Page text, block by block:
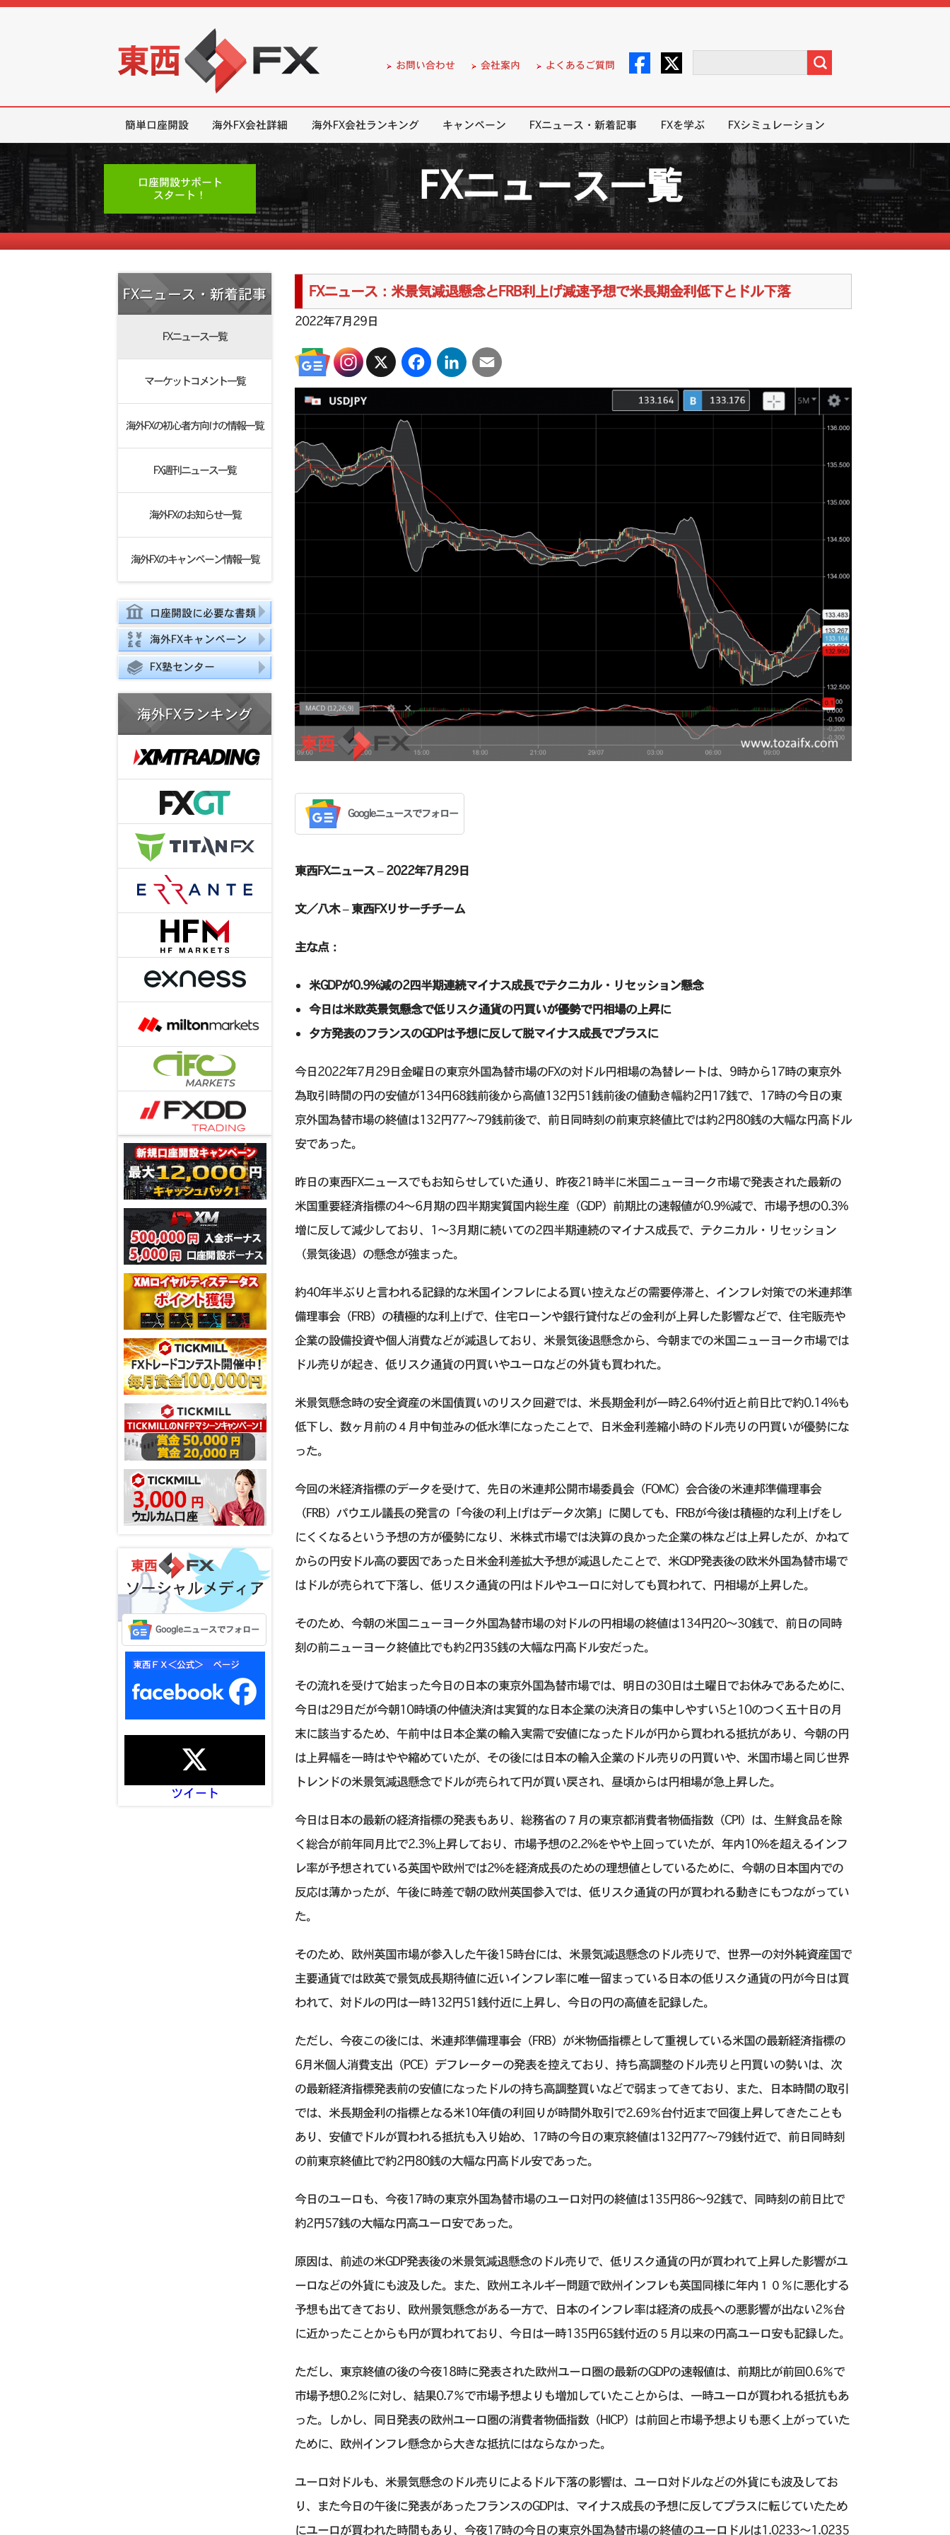
お問い合わせ 会社案内 よくあるご質問
簡単口座開設 海外FX会社詳細 海外FX会社ランキング キャンペーン FXニュース・新着記事 FXを学ぶ FXシミュレーション
口座開設サポート
スタート！
FXニュース一覧
FXニュース・新着記事
FXニュース一覧
マーケットコメント一覧
海外FXの初心者方向けの情報一覧
FX週刊ニュース一覧
海外FXのお知らせ一覧
海外FXのキャンペーン情報一覧
口座開設に必要な書類
海外FXキャンペーン
FX塾センター
海外FXランキング
ソーシャルメディア
Googleニュースでフォロー
ツイート
FXニュース：米景気減退懸念とFRB利上げ減速予想で米長期金利低下とドル下落
2022年7月29日
X FacebookLinkedInEmail
Googleニュースでフォロー
東西FXニュース – 2022年7月29日
文／八木 – 東西FXリサーチチーム
主な点：
米GDPが0.9%減の2四半期連続マイナス成長でテクニカル・リセッション懸念
今日は米欧英景気懸念で低リスク通貨の円買いが優勢で円相場の上昇に
夕方発表のフランスのGDPは予想に反して脱マイナス成長でプラスに
今日2022年7月29日金曜日の東京外国為替市場のFXの対ドル円相場の為替レートは、9時から17時の東京外
為取引時間の円の安値が134円68銭前後から高値132円51銭前後の値動き幅約2円17銭で、17時の今日の東
京外国為替市場の終値は132円77〜79銭前後で、前日同時刻の前東京終値比では約2円80銭の大幅な円高ドル
安であった。
昨日の東西FXニュースでもお知らせしていた通り、昨夜21時半に米国ニューヨーク市場で発表された最新の
米国重要経済指標の4〜6月期の四半期実質国内総生産（GDP）前期比の速報値が0.9%減で、市場予想の0.3%
増に反して減少しており、1～3月期に続いての2四半期連続のマイナス成長で、テクニカル・リセッション
（景気後退）の懸念が強まった。
約40年半ぶりと言われる記録的な米国インフレによる買い控えなどの需要停滞と、インフレ対策での米連邦準
備理事会（FRB）の積極的な利上げで、住宅ローンや銀行貸付などの金利が上昇した影響などで、住宅販売や
企業の設備投資や個人消費などが減退しており、米景気後退懸念から、今朝までの米国ニューヨーク市場では
ドル売りが起き、低リスク通貨の円買いやユーロなどの外貨も買われた。
米景気懸念時の安全資産の米国債買いのリスク回避では、米長期金利が一時2.64%付近と前日比で約0.14%も
低下し、数ヶ月前の４月中旬並みの低水準になったことで、日米金利差縮小時のドル売りの円買いが優勢にな
った。
今回の米経済指標のデータを受けて、先日の米連邦公開市場委員会（FOMC）会合後の米連邦準備理事会
（FRB）パウエル議長の発言の「今後の利上げはデータ次第」に関しても、FRBが今後は積極的な利上げをし
にくくなるという予想の方が優勢になり、米株式市場では決算の良かった企業の株などは上昇したが、かねて
からの円安ドル高の要因であった日米金利差拡大予想が減退したことで、米GDP発表後の欧米外国為替市場で
はドルが売られて下落し、低リスク通貨の円はドルやユーロに対しても買われて、円相場が上昇した。
そのため、今朝の米国ニューヨーク外国為替市場の対ドルの円相場の終値は134円20～30銭で、前日の同時
刻の前ニューヨーク終値比でも約2円35銭の大幅な円高ドル安だった。
その流れを受けて始まった今日の日本の東京外国為替市場では、明日の30日は土曜日でお休みであるために、
今日は29日だが今朝10時頃の仲値決済は実質的な日本企業の決済日の集中しやすい5と10のつく五十日の月
末に該当するため、午前中は日本企業の輸入実需で安値になったドルが円から買われる抵抗があり、今朝の円
は上昇幅を一時はやや縮めていたが、その後には日本の輸入企業のドル売りの円買いや、米国市場と同じ世界
トレンドの米景気減退懸念でドルが売られて円が買い戻され、昼頃からは円相場が急上昇した。
今日は日本の最新の経済指標の発表もあり、総務省の７月の東京都消費者物価指数（CPI）は、生鮮食品を除
く総合が前年同月比で2.3%上昇しており、市場予想の2.2%をやや上回っていたが、年内10%を超えるインフ
レ率が予想されている英国や欧州では2%を経済成長のための理想値としているために、今朝の日本国内での
反応は薄かったが、午後に時差で朝の欧州英国参入では、低リスク通貨の円が買われる動きにもつながってい
た。
そのため、欧州英国市場が参入した午後15時台には、米景気減退懸念のドル売りで、世界一の対外純資産国で
主要通貨では欧英で景気成長期待値に近いインフレ率に唯一留まっている日本の低リスク通貨の円が今日は買
われて、対ドルの円は一時132円51銭付近に上昇し、今日の円の高値を記録した。
ただし、今夜この後には、米連邦準備理事会（FRB）が米物価指標として重視している米国の最新経済指標の
6月米個人消費支出（PCE）デフレーターの発表を控えており、持ち高調整のドル売りと円買いの勢いは、次
の最新経済指標発表前の安値になったドルの持ち高調整買いなどで弱まってきており、また、日本時間の取引
では、米長期金利の指標となる米10年債の利回りが時間外取引で2.69％台付近まで回復上昇してきたことも
あり、安値でドルが買われる抵抗も入り始め、17時の今日の東京終値は132円77〜79銭付近で、前日同時刻
の前東京終値比で約2円80銭の大幅な円高ドル安であった。
今日のユーロも、今夜17時の東京外国為替市場のユーロ対円の終値は135円86～92銭で、同時刻の前日比で
約2円57銭の大幅な円高ユーロ安であった。
原因は、前述の米GDP発表後の米景気減退懸念のドル売りで、低リスク通貨の円が買われて上昇した影響がユ
ーロなどの外貨にも波及した。また、欧州エネルギー問題で欧州インフレも英国同様に年内１０％に悪化する
予想も出てきており、欧州景気懸念がある一方で、日本のインフレ率は経済の成長への悪影響が出ない2％台
に近かったことからも円が買われており、今日は一時135円65銭付近の５月以来の円高ユーロ安も記録した。
ただし、東京終値の後の今夜18時に発表された欧州ユーロ圏の最新のGDPの速報値は、前期比が前回0.6％で
市場予想0.2％に対し、結果0.7％で市場予想よりも増加していたことからは、一時ユーロが買われる抵抗もあ
った。しかし、同日発表の欧州ユーロ圏の消費者物価指数（HICP）は前回と市場予想よりも悪く上がっていた
ために、欧州インフレ懸念から大きな抵抗にはならなかった。
ユーロ対ドルも、米景気懸念のドル売りによるドル下落の影響は、ユーロ対ドルなどの外貨にも波及してお
り、また今日の午後に発表があったフランスのGDPは、マイナス成長の予想に反してプラスに転じていたため
にユーロが買われた時間もあり、今夜17時の今日の東京外国為替市場の終値のユーロドルは1.0233～1.0235